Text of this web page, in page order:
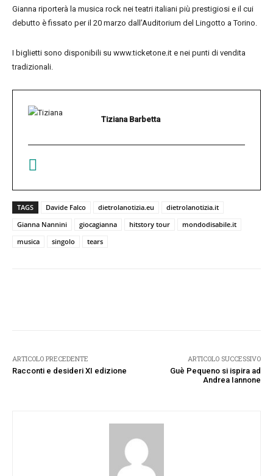
Gianna riporterà la musica rock nei teatri italiani più prestigiosi e il cui
debutto è fissato per il 20 marzo dall’Auditorium del Lingotto a Torino.
I biglietti sono disponibili su www.ticketone.it e nei punti di vendita
tradizionali.
Tiziana Barbetta
TAGS Davide Falco dietrolanotizia.eu
dietrolanotizia.it
Gianna Nannini
giocagianna hitstory tour
mondodisabile.it
musica
singolo tears
ARTICOLO PRECEDENTE
Racconti e desideri XI edizione
ARTICOLO SUCCESSIVO
Guè Pequeno si ispira ad
Andrea Iannone